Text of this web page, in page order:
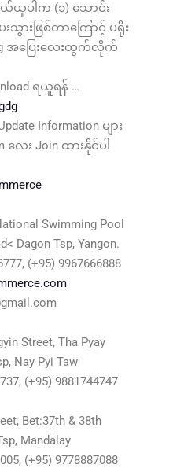
ယူပါက (၁) သောင်း
ားဖြစ်တာကြောင့် ပရိုး
အပြေးလေးထွက်လိုက်
ရယူရန် …
Information များ
လေး Join ထားနိုင်ပါ
Swimming Pool
Dagon Tsp, Yangon.
(+95) 9967666888
Street, Tha Pyay
Nay Pyi Taw
(+95) 9881744747
Bet:37th & 38th
Mandalay
(+95) 9778887088